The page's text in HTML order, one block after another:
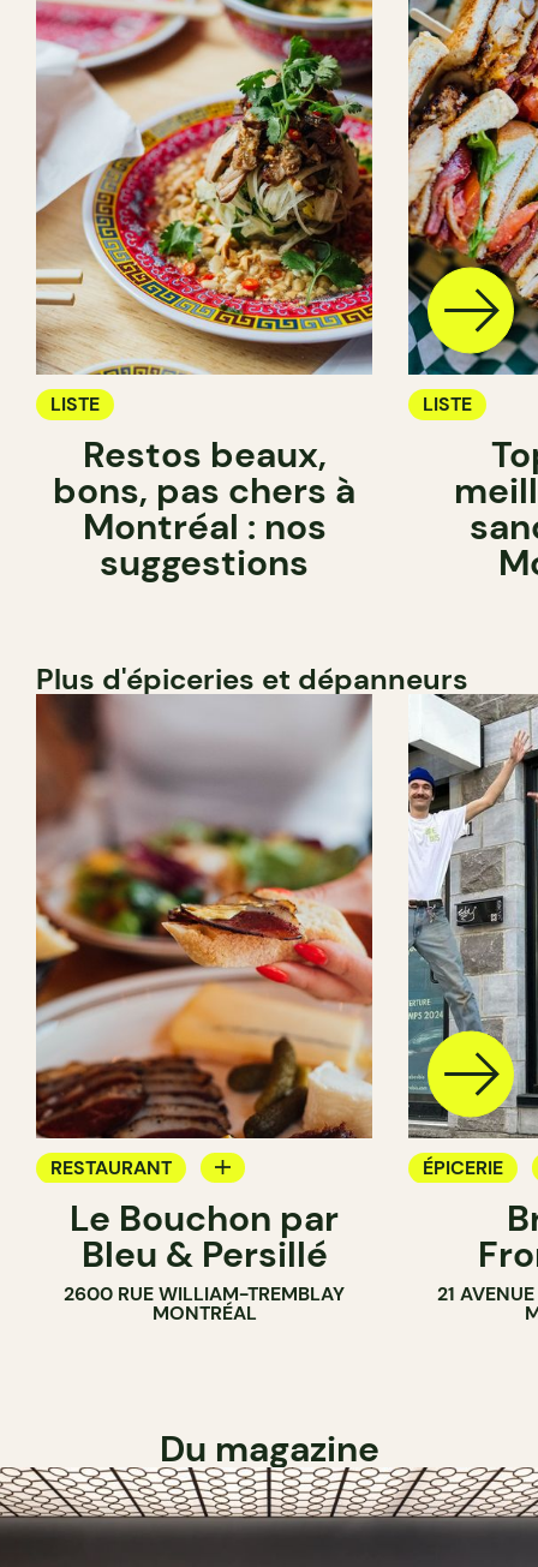
LISTE
Restos beaux,
bons, pas chers à
Montréal : nos
suggestions
LISTE
Plus d'épiceries et dépanneurs
RESTAURANT
ÉPICERIE
COMPTOIR
SANDWICHERIE
Le Bouchon par
Bleu & Persillé
2600 RUE WILLIAM-TREMBLAY
MONTRÉAL
ÉPICERIE
21
Du magazine